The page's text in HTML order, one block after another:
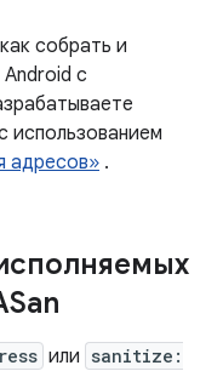
собрать и
с
использованием
адресов» .
или sanitize: